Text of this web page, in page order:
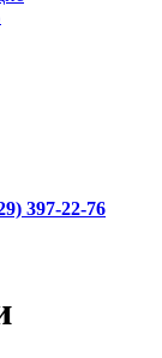
397-22-76